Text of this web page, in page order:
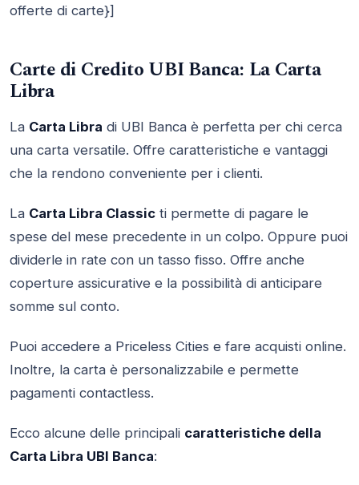
offerte di carte}]
Carte di Credito UBI Banca: La Carta
Libra
La Carta Libra di UBI Banca è perfetta per chi cerca
una carta versatile. Offre caratteristiche e vantaggi
che la rendono conveniente per i clienti.
La Carta Libra Classic ti permette di pagare le
spese del mese precedente in un colpo. Oppure puoi
dividerle in rate con un tasso fisso. Offre anche
coperture assicurative e la possibilità di anticipare
somme sul conto.
Puoi accedere a Priceless Cities e fare acquisti online.
Inoltre, la carta è personalizzabile e permette
pagamenti contactless.
Ecco alcune delle principali caratteristiche della
Carta Libra UBI Banca: